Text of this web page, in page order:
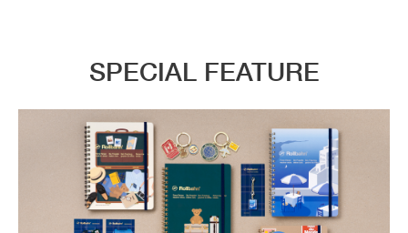
SPECIAL FEATURE